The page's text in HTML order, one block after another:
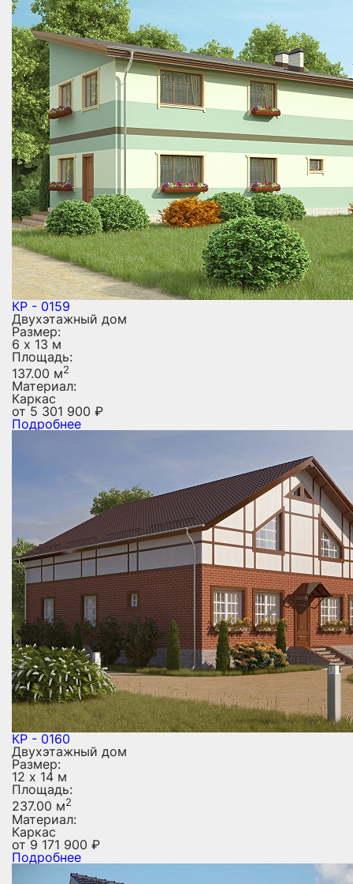
КР - 0159
Двухэтажный дом
Размер:
6 х 13 м
Площадь:
137.00 м2
Материал:
Каркас
от5 301 900 ₽
Подробнее
КР - 0160
Двухэтажный дом
Размер:
12 х 14 м
Площадь:
237.00 м2
Материал:
Каркас
от9 171 900 ₽
Подробнее